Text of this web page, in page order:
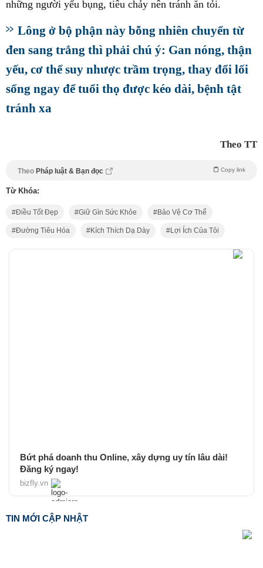
những người yếu bụng, tiêu chảy nên tránh ăn tỏi.
Lông ở bộ phận này bỗng nhiên chuyển từ
đen sang trắng thì phải chú ý: Gan nóng, thận
yếu, cơ thể suy nhược trầm trọng, thay đổi lối
sống ngay để tuổi thọ được kéo dài, bệnh tật
tránh xa
Theo TT
Theo Pháp luật & Bạn đọc Copy link
Từ Khóa:
Điều Tốt Đẹp Giữ Gìn Sức Khỏe Bảo Vệ Cơ Thể
Đường Tiêu Hóa Kích Thích Dạ Dày Lợi Ích Của Tỏi
Bứt phá doanh thu Online, xây dựng uy tín lâu dài!
Đăng ký ngay!
bizfly.vn
TIN MỚI CẬP NHẬT